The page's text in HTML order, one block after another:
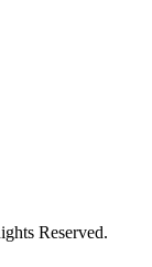
Reserved.